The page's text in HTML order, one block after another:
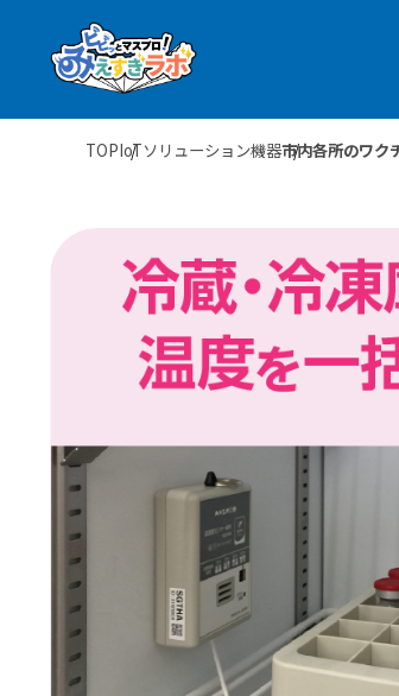
TOPIoTソリューション機器市内各所のワク